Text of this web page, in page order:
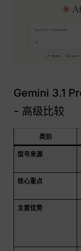
Gemini 3.1
- 高级比较
类别
型号来源
核心重点
主要优势